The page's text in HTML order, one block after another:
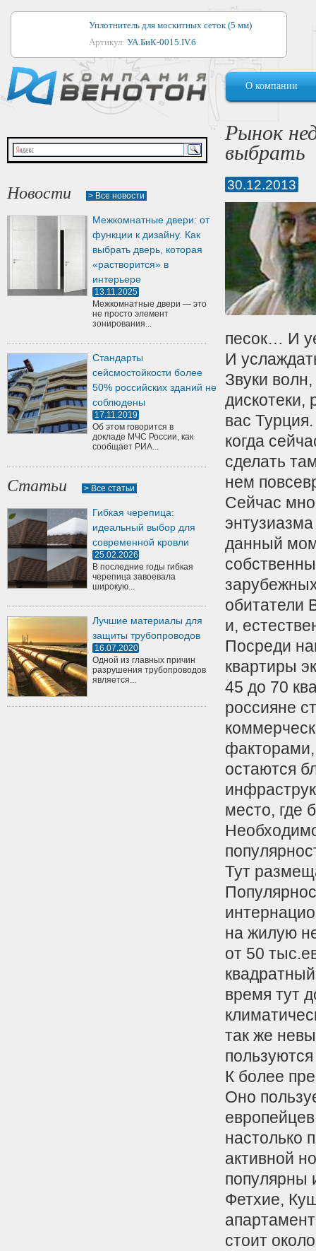
Уплотнитель для москитных сеток (5 мм)
Артикул: УА.БиК-0015.IV.б
Уплотнитель для алюминиевых окон
Артикул:1044
Уплотнитель для деревянных окон
Артикул:УМ.БиК-0062.IV.б
Уплотнитель лоджиевый для (4, 5, 6 мм)
Уплотнитель для деревянных дверей
Артикул:
О компании
Новости > Все новости
Межкомнатные двери: от
функции к дизайну. Как
выбрать дверь, которая
«растворится» в
интерьере
13.11.2025
Межкомнатные двери — это
не просто элемент
зонирования...
Стандарты
сейсмостойкости более
50% российских зданий не
соблюдены
17.11.2019
Об этом говорится в
докладе МЧС России, как
сообщает РИА...
Статьи > Все статьи
Гибкая черепица:
идеальный выбор для
современной кровли
25.02.2026
В последние годы гибкая
черепица завоевала
широкую...
Лучшие материалы для
защиты трубопроводов
16.07.2020
Одной из главных причин
разрушения трубопроводов
является...
Рынок
выбрать
30.12.2013
песок… И
И
Звуки
дискотеки,
вас
когда
сделать
нем
Сейчас
данный
обитатели
и,
Посреди
квартиры
45 до 70
россияне
остаются
место, где
Тут
на жилую
от 50
время тут
так же
К более
Оно
настолько
активной
популярны
Фетхие,
стоит